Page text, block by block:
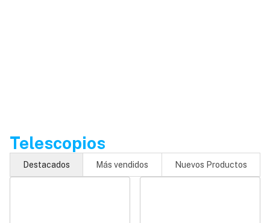
Telescopios
Destacados Más vendidos Nuevos Productos